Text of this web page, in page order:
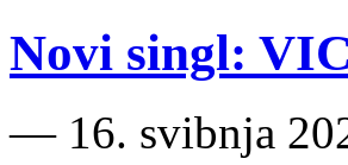
Novi singl:
― 16. svibnja